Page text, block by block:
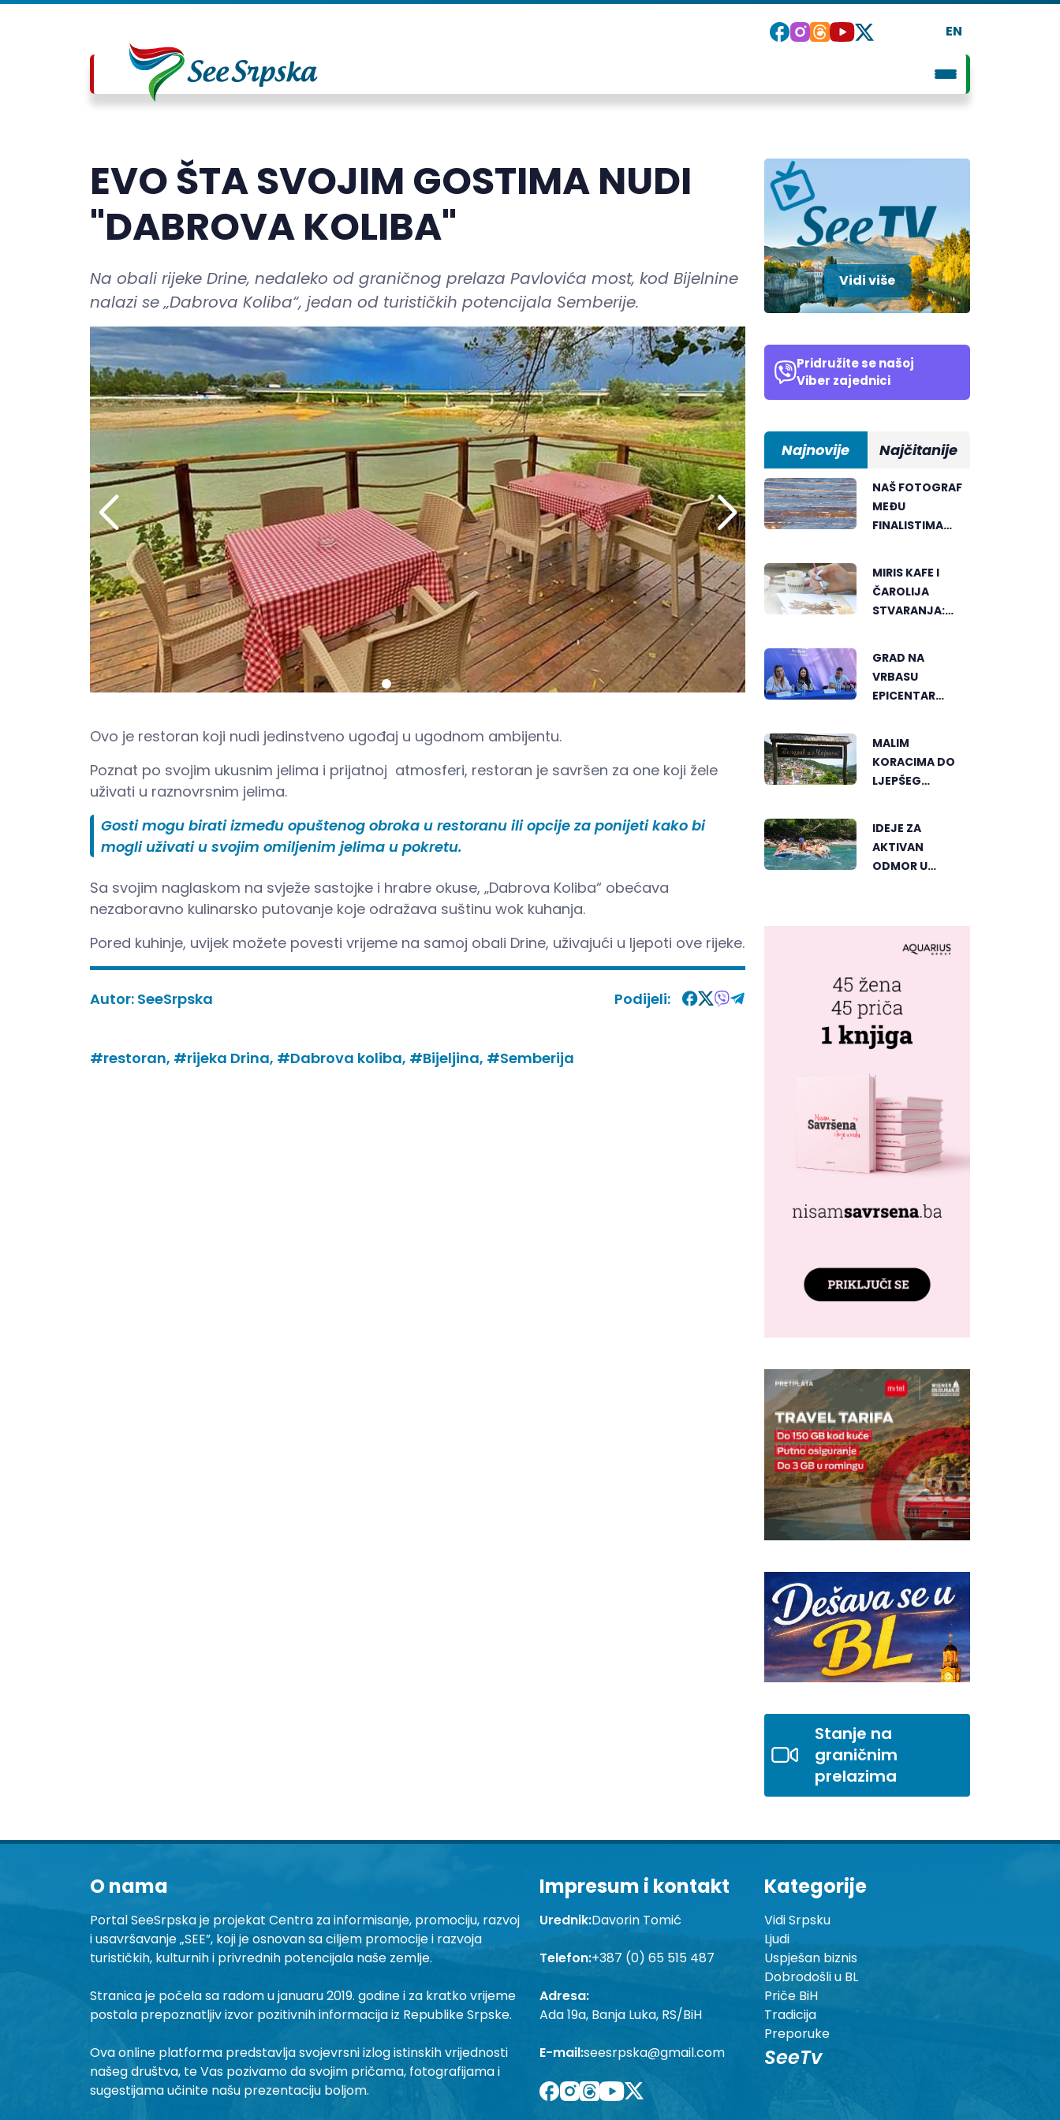
EN
EVO ŠTA SVOJIM GOSTIMA NUDI
"DABROVA KOLIBA"
Na obali rijeke Drine, nedaleko od graničnog prelaza Pavlovića most, kod Bijelnine
nalazi se „Dabrova Koliba“, jedan od turističkih potencijala Semberije.
Ovo je restoran koji nudi jedinstveno ugođaj u ugodnom ambijentu.
Poznat po svojim ukusnim jelima i prijatnoj atmosferi, restoran je savršen za one koji žele
uživati u raznovrsnim jelima.
Gosti mogu birati između opuštenog obroka u restoranu ili opcije za ponijeti kako bi
mogli uživati u svojim omiljenim jelima u pokretu.
Sa svojim naglaskom na svježe sastojke i hrabre okuse, „Dabrova Koliba“ obećava
nezaboravno kulinarsko putovanje koje odražava suštinu wok kuhanja.
Pored kuhinje, uvijek možete povesti vrijeme na samoj obali Drine, uživajući u ljepoti ove rijeke.
Autor: SeeSrpska Podijeli:
#restoran, #rijeka Drina, #Dabrova koliba, #Bijeljina, #Semberija
Vidi više
Pridružite se našoj
Viber zajednici
Najnovije Najčitanije
NAŠ FOTOGRAF
MEĐU
FINALISTIMA
PHOTOGRAPHY"
FESTIVALA U
MONGOLIJI
MIRIS KAFE I
ČAROLIJA
STVARANJA:
UMJETNOSTI U
BANJALUCI
GRAD NA
VRBASU
EPICENTAR
MALIM
KORACIMA DO
LJEPŠEG
KUTAK
IDEJE ZA
AKTIVAN
ODMOR U
Stanje na
graničnim
prelazima
O nama
Portal SeeSrpska je projekat Centra za informisanje, promociju, razvoj
i usavršavanje „SEE”, koji je osnovan sa ciljem promocije i razvoja
turističkih, kulturnih i privrednih potencijala naše zemlje.
Stranica je počela sa radom u januaru 2019. godine i za kratko vrijeme
postala prepoznatljiv izvor pozitivnih informacija iz Republike Srpske.
Ova online platforma predstavlja svojevrsni izlog istinskih vrijednosti
našeg društva, te Vas pozivamo da svojim pričama, fotografijama i
sugestijama učinite našu prezentaciju boljom.
Impresum i kontakt
Urednik:Davorin Tomić
Telefon:+387 (0) 65 515 487
Adresa:
Ada 19a, Banja Luka, RS/BiH
E-mail:seesrpska@gmail.com
Kategorije
Vidi Srpsku
Ljudi
Uspješan biznis
Dobrodošli u BL
Priče BiH
Tradicija
Preporuke
SeeTv